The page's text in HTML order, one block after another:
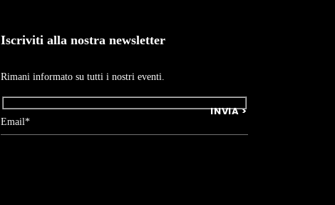
Iscriviti alla nostra newsletter
Rimani informato su tutti i nostri eventi.